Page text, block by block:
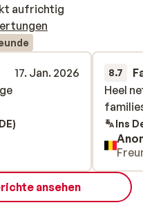
aufrichtig
17. Jan. 2026
8.7
Heel
Heel
Ins
ansehen